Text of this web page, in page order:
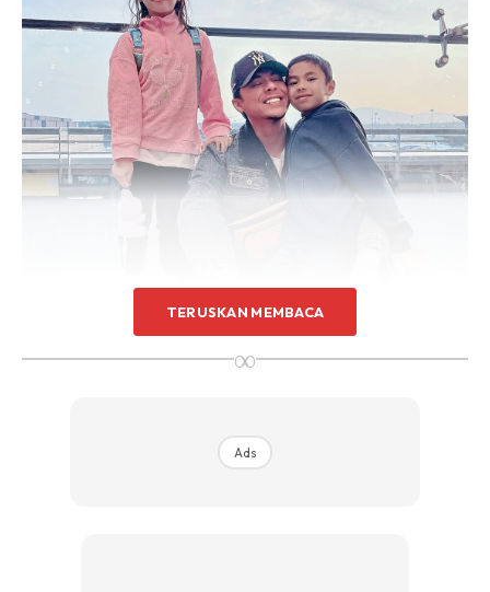
TERUSKAN MEMBACA
∞
Ads